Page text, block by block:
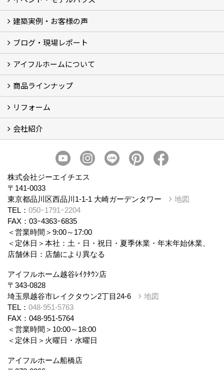
イベント
モデルハウス見学
建築実例・お客様の声
建築実例
お客様の声
ブログ・現場レポート
ブログ
現場レポート
アイフルホームについて
アイフルホームについて (5)
商品ラインナップ
商品ラインナップ
リフォーム
まるごと断熱リフォーム
イベント情報
施工事例
会社紹介
スタッフ紹介
個人情報保護方針
株式会社ジーエイチエス
〒141-0033
東京都品川区西品川1-1-1 大崎ガーデンタワー
地図
TEL： 050ｰ1791ｰ2204
FAX：03ｰ4363ｰ6835
＜営業時間＞9:00～17:00
＜定休日＞本社：土・日・祝日・夏季休業・年末年始休業、
店舗休日：店舗により異なる
アイフルホーム越谷ﾚｲｸﾀｳﾝ店
〒343-0828
埼玉県越谷市レイクタウン2丁目24-6
地図
TEL： 048-951-5763
FAX：048-951-5764
＜営業時間＞10:00～18:00
＜定休日＞火曜日・水曜日
アイフルホーム船橋店